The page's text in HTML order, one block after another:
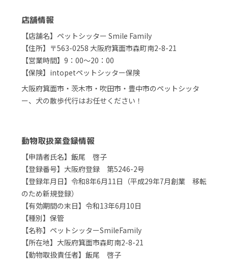
店舗情報
【店舗名】ペットシッター Smile Family
【住所】〒563-0258 大阪府箕面市森町南2-8-21
【営業時間】9：00～20：00
【保険】intopetペットシッター保険
大阪府箕面市・茨木市・吹田市・豊中市のペットシッタ
ー、犬の散歩代行はお任せください！
動物取扱業登録情報
【申請者氏名】飯尾 啓子
【登録番号】大阪府登録 第5246-2号
【登録年月日】令和8年6月11日（平成29年7月創業 移転
のため新規登録）
【有効期間の末日】令和13年6月10日
【種別】保管
【名称】ペットシッターSmileFamily
【所在地】大阪府箕面市森町南2-8-21
【動物取扱責任者】飯尾 啓子